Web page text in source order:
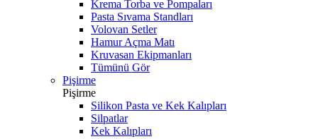
Krema Torba ve Pompaları
Pasta Sıvama Standları
Volovan Setler
Hamur Açma Matı
Kruvasan Ekipmanları
Tümünü Gör
Pişirme
Pişirme
Silikon Pasta ve Kek Kalıpları
Silpatlar
Kek Kalıpları